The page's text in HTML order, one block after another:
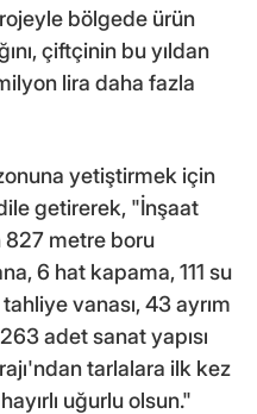
bölgede ürün
çiftçinin bu yıldan
lira daha fazla
yetiştirmek için
getirerek, "İnşaat
827 metre boru
6 hat kapama, 111 su
vanası, 43 ayrım
adet sanat yapısı
tarlalara ilk kez
uğurlu olsun."